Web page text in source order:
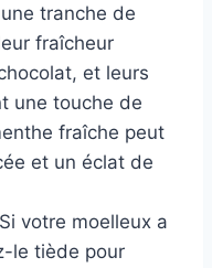
tranche de
fraîcheur
et leurs
une touche de
fraîche peut
et un éclat de
votre moelleux a
le tiède pour